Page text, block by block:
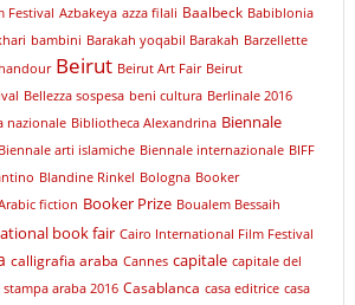
Festival Azbakeya azza filali Baalbeck Babiblonia
bambini Barakah yoqabil Barakah Barzellette
Beirut Beirut Art Fair Beirut
Bellezza sospesa beni cultura Berlinale 2016
nazionale Bibliotheca Alexandrina Biennale
Biennale arti islamiche Biennale internazionale BIFF
Blandine Rinkel Bologna Booker
fiction Booker Prize Boualem Bessaih
book fair Cairo International Film Festival
calligrafia araba Cannes capitale capitale del
araba 2016 Casablanca casa editrice casa